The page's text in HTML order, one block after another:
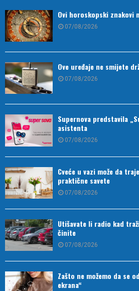
Ovi horoskopski znakovi
07/08/2026
Ove uređaje ne smijete
07/08/2026
Supernova predstavila
asistenta
07/08/2026
Cveće u vazi može da
praktične savete
07/08/2026
Utišavate li radio kad
činite
07/08/2026
Zašto ne možemo da se
ekrana“